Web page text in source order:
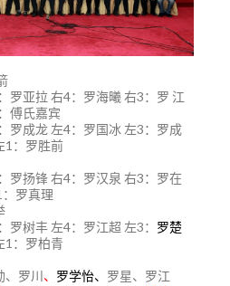
罗亚拉 右4：罗海曦 右3：罗 江
傅氏嘉宾
罗成龙 左4：罗国冰 左3：罗成
1：罗胜前
罗扬锋 右4：罗汉泉 右3：罗在
罗真理
罗树丰 左4：罗江超 左3： 罗楚
1：罗柏青
、罗川、 罗学怡、 罗星、罗江